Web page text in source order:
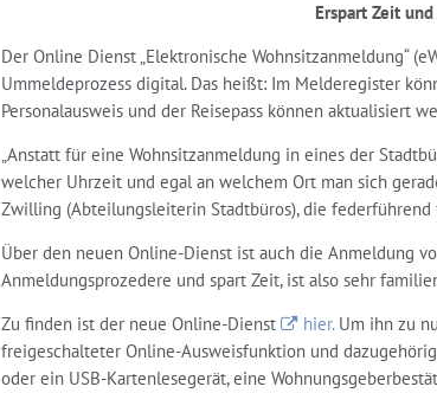
Erspart Zeit
Der Online Dienst „Elektronische Wohnsitzanmeldung“
Ummeldeprozess digital. Das heißt: Im Melderegister
Personalausweis und der Reisepass können aktualisiert
„Anstatt für eine Wohnsitzanmeldung in eines der
welcher Uhrzeit und egal an welchem Ort man sich
Zwilling (Abteilungsleiterin Stadtbüros), die
Über den neuen Online-Dienst ist auch die Anmeldung
Anmeldungsprozedere und spart Zeit, ist also sehr
Zu finden ist der neue Online-Dienst
hier.Um ihn zu
freigeschalteter Online-Ausweisfunktion und
oder ein USB-Kartenlesegerät, eine